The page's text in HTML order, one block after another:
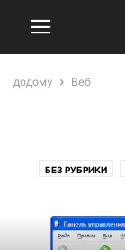
додому Веб
БЕЗ РУБРИКИ